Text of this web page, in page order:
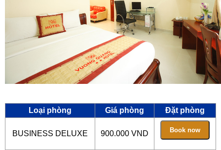
Loại phòng Giá phòng Đặt phòng
BUSINESS DELUXE 900.000 VND